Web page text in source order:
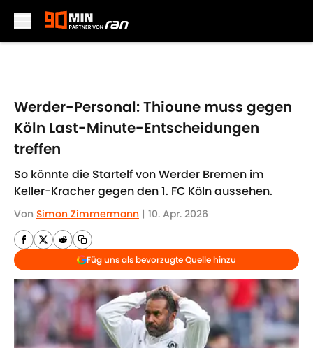
Werder-Personal: Thioune muss gegen
Köln Last-Minute-Entscheidungen
treffen
So könnte die Startelf von Werder Bremen im
Keller-Kracher gegen den 1. FC Köln aussehen.
Von Simon Zimmermann | 10. Apr. 2026
Füg uns als bevorzugte Quelle hinzu